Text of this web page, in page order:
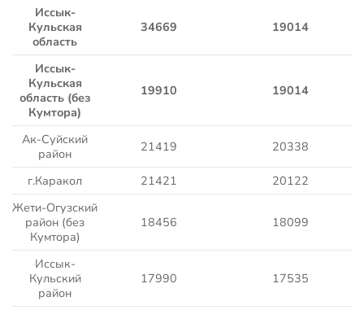
Иссык-
Кульская
область
34669 19014
Иссык-
Кульская
область (без
Кумтора)
19910 19014
Ак-Суйский
район
21419 20338
г.Каракол 21421
20122
Жети-Огузский
район (без
Кумтора)
18456 18099
Иссык-
Кульский
район
17990 17535